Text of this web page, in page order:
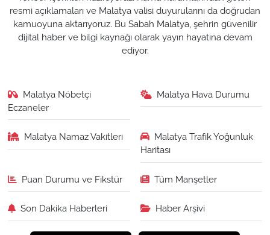
resmi açıklamaları ve Malatya valisi duyurularını da doğrudan
kamuoyuna aktarıyoruz. Bu Sabah Malatya, şehrin güvenilir
dijital haber ve bilgi kaynağı olarak yayın hayatına devam
ediyor.
Malatya Nöbetçi
Eczaneler
Malatya Hava Durumu
Malatya Namaz Vakitleri
Malatya Trafik Yoğunluk
Haritası
Puan Durumu ve Fikstür Tüm Manşetler
Son Dakika Haberleri Haber Arşivi